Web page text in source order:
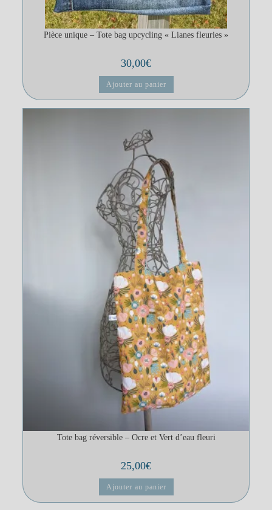
Pièce unique – Tote bag upcycling « Lianes fleuries »
30,00€
Ajouter au panier
Tote bag réversible – Ocre et Vert d’eau fleuri
25,00€
Ajouter au panier